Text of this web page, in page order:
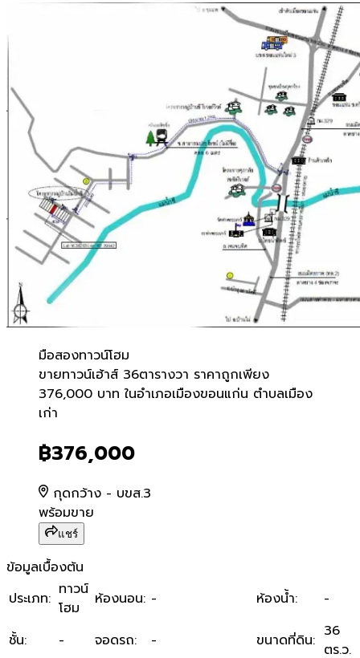
มือสองทาวน์โฮม
ขายทาวน์เฮ้าส์ 36ตารางวา
ขายทาวน์เฮ้าส์ 36ตารางวา ราคาถูกเพียง
376,000 บาท ในอำเภอเมืองขอนแก่น ตำบลเมือง
เก่า
฿376,000
กุดกว้าง - บขส.3
พร้อมขาย
แชร์
ข้อมูลเบื้องต้น
ประเภท: ทาวน์
โฮม
ห้องนอน: - ห้องน้ำ: -
ชั้น: - จอดรถ: - ขนาดที่ดิน: 36
ตร.ว.